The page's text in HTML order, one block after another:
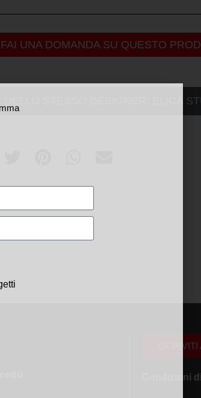
FAI UNA DOMANDA SU QUESTO
ELICA
Condizioni